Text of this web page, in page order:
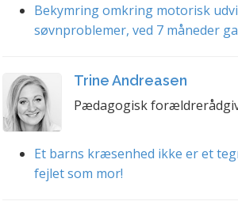
Bekymring omkring motorisk
søvnproblemer, ved 7 måneder
Trine Andreasen
Pædagogisk
Et barns kræsenhed ikke er et
fejlet som mor!